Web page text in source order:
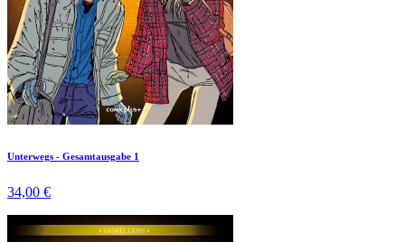
Unterwegs - Gesamtausgabe 1
34,00 €